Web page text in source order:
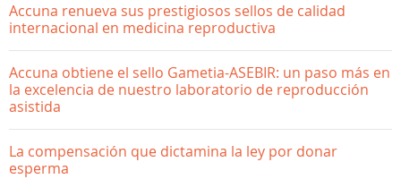
Accuna renueva sus prestigiosos sellos de calidad
internacional en medicina reproductiva
Accuna obtiene el sello Gametia-ASEBIR: un paso más en
la excelencia de nuestro laboratorio de reproducción
asistida
La compensación que dictamina la ley por donar
esperma